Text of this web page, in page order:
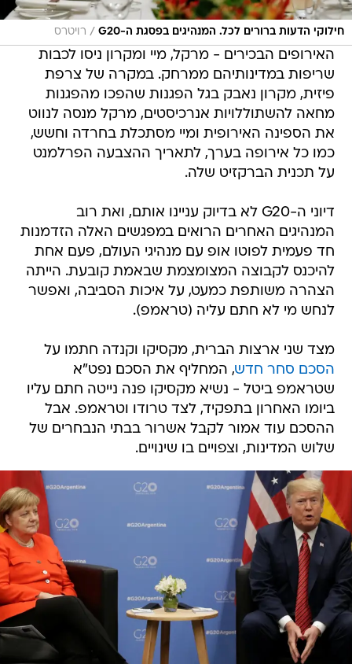
חילוקי הדעות ברורים לכל. המנהיגים בפסגת ה-G20 / רויטרס
האירופים הבכירים - מרקל, מיי ומקרון ניסו לכבות
שריפות במדינותיהם ממרחק. במקרה של צרפת
פיזית, מקרון נאבק בגל הפגנות שהפכו מהפגנות
מחאה להשתוללויות אנרכיסטים, מרקל מנסה לנווט
את הספינה האירופית ומיי מסתכלת בחרדה וחשש,
כמו כל אירופה בערך, לתאריך ההצבעה הפרלמנט
על תכנית הברקזיט שלה.
דיוני ה-G20 לא בדיוק עניינו אותם, ואת רוב
המנהיגים האחרים הרואים במפגשים האלה הזדמנות
חד פעמית לפוטו אופ עם מנהיגי העולם, פעם אחת
להיכנס לקבוצה המצומצמת שבאמת קובעת. הייתה
הצהרה משותפת כמעט, על איכות הסביבה, ואפשר
לנחש מי לא חתם עליה (טראמפ).
מצד שני ארצות הברית, מקסיקו וקנדה חתמו על
הסכם סחר חדש, המחליף את הסכם נפט"א
שטראמפ ביטל - נשיא מקסיקו פנה נייטה חתם עליו
ביומו האחרון בתפקיד, לצד טרודו וטראמפ. אבל
ההסכם עוד אמור לקבל אשרור בבתי הנבחרים של
שלוש המדינות, וצפויים בו שינויים.